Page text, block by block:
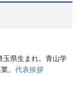
玉県生まれ。青山学
。 代表挨拶